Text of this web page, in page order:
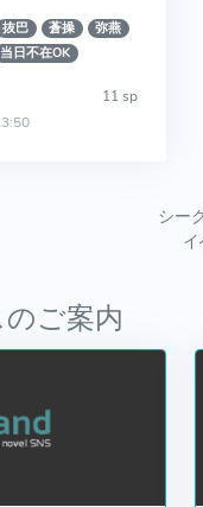
抜巴 蒼操
弥燕
当日不在OK
11 sp
シー
ご案内